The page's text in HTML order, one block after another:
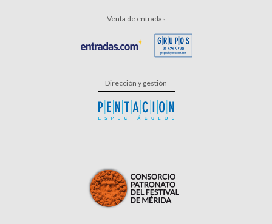
Venta de entradas
Dirección y gestión